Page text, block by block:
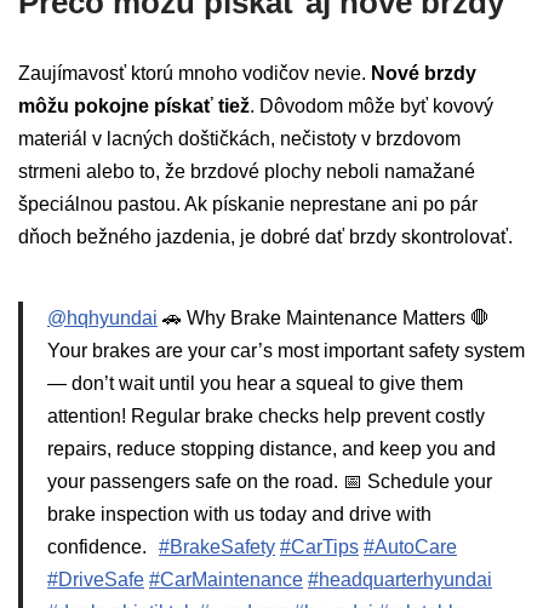
Zaujímavosť ktorú mnoho vodičov nevie. Nové brzdy
môžu pokojne pískať tiež. Dôvodom môže byť kovový
materiál v lacných doštičkách, nečistoty v brzdovom
strmeni alebo to, že brzdové plochy neboli namažané
špeciálnou pastou. Ak pískanie neprestane ani po pár
dňoch bežného jazdenia, je dobré dať brzdy skontrolovať.
@hqhyundai 🚗 Why Brake Maintenance Matters 🛑
Your brakes are your car’s most important safety system
— don’t wait until you hear a squeal to give them
attention! Regular brake checks help prevent costly
repairs, reduce stopping distance, and keep you and
your passengers safe on the road. 📅 Schedule your
brake inspection with us today and drive with
confidence. #BrakeSafety #CarTips #AutoCare
#DriveSafe #CarMaintenance #headquarterhyundai